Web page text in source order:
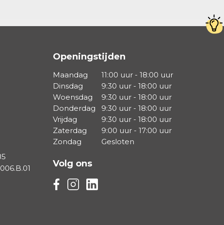
Openingstijden
Maandag
11:00 uur - 18:00 uur
Dinsdag
9:30 uur - 18:00 uur
Woensdag
9:30 uur - 18:00 uur
Donderdag
9:30 uur - 18:00 uur
Vrijdag
9:30 uur - 18:00 uur
Zaterdag
9:00 uur - 17:00 uur
Zondag
Gesloten
Volg ons
Volg ons via Facebook
Volg ons via Instagram
Volg ons via Linkedin